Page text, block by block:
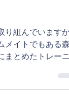
組んでいますか
イトでもある森
とめたトレーニ
ロ磐田→今は愛
技術は、あの川崎